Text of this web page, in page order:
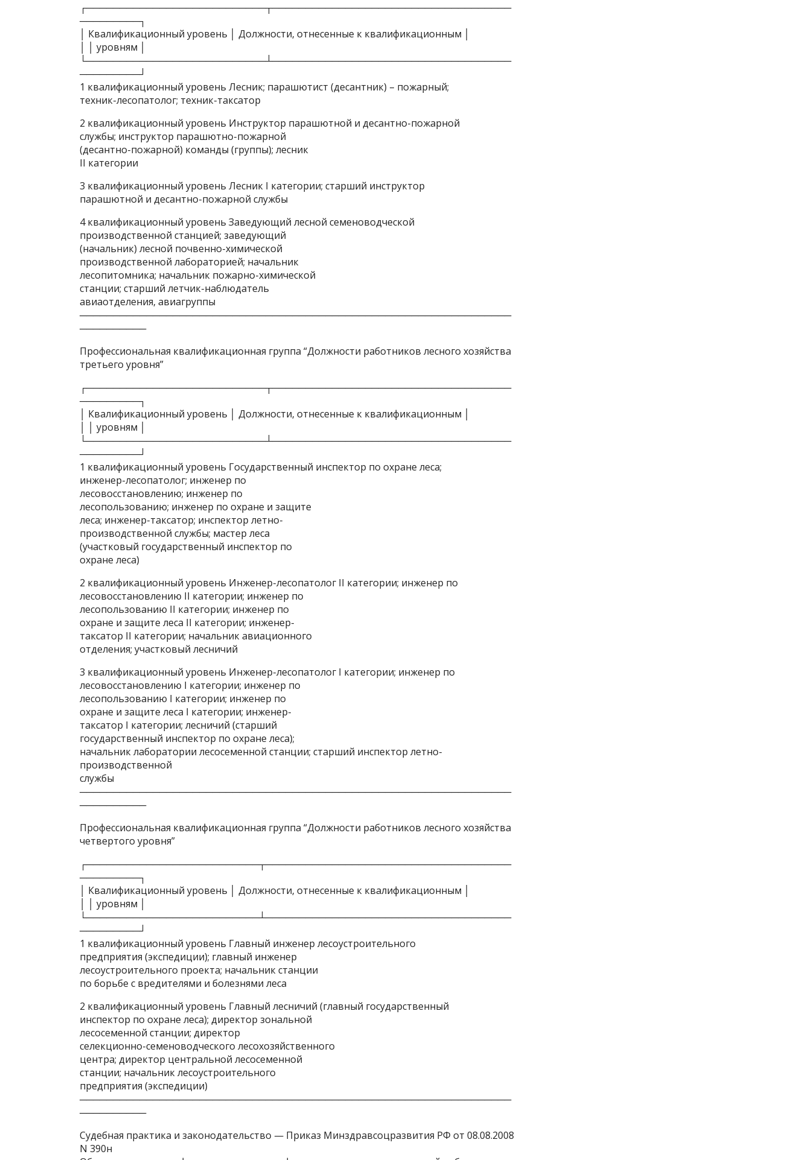
┌───────────────────────────┬────────────────────────────────────
─────────┐
│ Квалификационный уровень │ Должности, отнесенные к квалификационным │
│ │ уровням │
└───────────────────────────┴────────────────────────────────────
─────────┘
1 квалификационный уровень Лесник; парашютист (десантник) – пожарный;
техник-лесопатолог; техник-таксатор
2 квалификационный уровень Инструктор парашютной и десантно-пожарной
службы; инструктор парашютно-пожарной
(десантно-пожарной) команды (группы); лесник
II категории
3 квалификационный уровень Лесник I категории; старший инструктор
парашютной и десантно-пожарной службы
4 квалификационный уровень Заведующий лесной семеноводческой
производственной станцией; заведующий
(начальник) лесной почвенно-химической
производственной лабораторией; начальник
лесопитомника; начальник пожарно-химической
станции; старший летчик-наблюдатель
авиаотделения, авиагруппы
─────────────────────────────────────────────────────────────────
──────────
Профессиональная квалификационная группа “Должности работников лесного хозяйства
третьего уровня”
┌───────────────────────────┬────────────────────────────────────
─────────┐
│ Квалификационный уровень │ Должности, отнесенные к квалификационным │
│ │ уровням │
└───────────────────────────┴────────────────────────────────────
─────────┘
1 квалификационный уровень Государственный инспектор по охране леса;
инженер-лесопатолог; инженер по
лесовосстановлению; инженер по
лесопользованию; инженер по охране и защите
леса; инженер-таксатор; инспектор летно-
производственной службы; мастер леса
(участковый государственный инспектор по
охране леса)
2 квалификационный уровень Инженер-лесопатолог II категории; инженер по
лесовосстановлению II категории; инженер по
лесопользованию II категории; инженер по
охране и защите леса II категории; инженер-
таксатор II категории; начальник авиационного
отделения; участковый лесничий
3 квалификационный уровень Инженер-лесопатолог I категории; инженер по
лесовосстановлению I категории; инженер по
лесопользованию I категории; инженер по
охране и защите леса I категории; инженер-
таксатор I категории; лесничий (старший
государственный инспектор по охране леса);
начальник лаборатории лесосеменной станции; старший инспектор летно-
производственной
службы
─────────────────────────────────────────────────────────────────
──────────
Профессиональная квалификационная группа “Должности работников лесного хозяйства
четвертого уровня”
┌──────────────────────────┬─────────────────────────────────────
─────────┐
│ Квалификационный уровень │ Должности, отнесенные к квалификационным │
│ │ уровням │
└──────────────────────────┴─────────────────────────────────────
─────────┘
1 квалификационный уровень Главный инженер лесоустроительного
предприятия (экспедиции); главный инженер
лесоустроительного проекта; начальник станции
по борьбе с вредителями и болезнями леса
2 квалификационный уровень Главный лесничий (главный государственный
инспектор по охране леса); директор зональной
лесосеменной станции; директор
селекционно-семеноводческого лесохозяйственного
центра; директор центральной лесосеменной
станции; начальник лесоустроительного
предприятия (экспедиции)
─────────────────────────────────────────────────────────────────
──────────
Судебная практика и законодательство — Приказ Минздравсоцразвития РФ от 08.08.2008
N 390н